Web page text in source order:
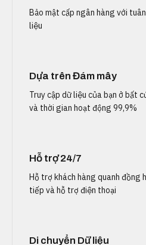
Bảo mật cấp ngân hàng với
liệu
Dựa trên Đám mây
Truy cập dữ liệu của bạn ở bất
và thời gian hoạt động 99,9%
Hỗ trợ 24/7
Hỗ trợ khách hàng quanh đồng
tiếp và hỗ trợ điện thoại
Di chuyển Dữ liệu